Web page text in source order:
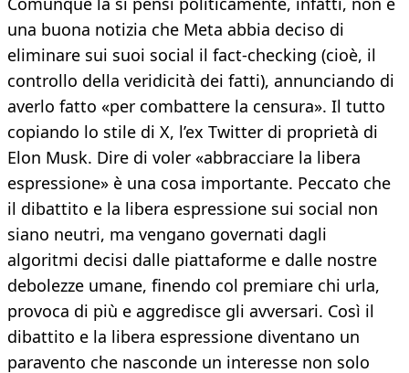
una buona notizia che Meta abbia deciso di
eliminare sui suoi social il fact-checking (cioè, il
controllo della veridicità dei fatti), annunciando di
averlo fatto «per combattere la censura». Il tutto
copiando lo stile di X, l’ex Twitter di proprietà di
Elon Musk. Dire di voler «abbracciare la libera
espressione» è una cosa importante. Peccato che
il dibattito e la libera espressione sui social non
siano neutri, ma vengano governati dagli
algoritmi decisi dalle piattaforme e dalle nostre
debolezze umane, finendo col premiare chi urla,
provoca di più e aggredisce gli avversari. Così il
dibattito e la libera espressione diventano un
paravento che nasconde un interesse non solo